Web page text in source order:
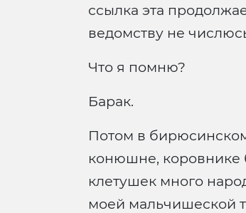
ссылка эта
ведомству не
Что я помню?
Барак.
Потом в
конюшне, коровнике
клетушек много
моей мальчишеской